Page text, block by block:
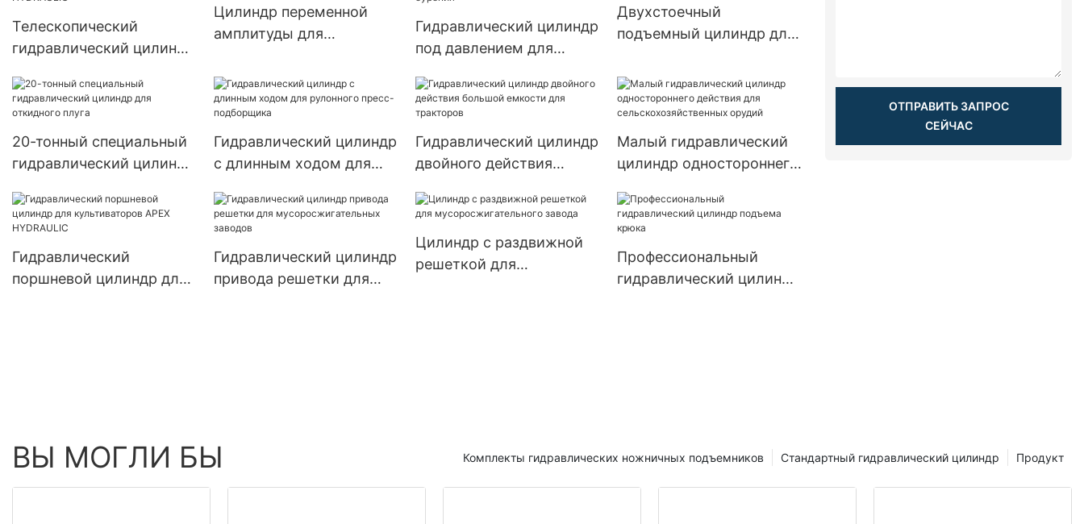
Телескопический
гидравлический цилиндр
HYDRAULIC
Цилиндр переменной
амплитуды для
Гидравлический цилиндр
под давлением для
Двухстоечный
подъемный цилиндр для
HYDRAULIC
20-тонный специальный
гидравлический цилиндр
Гидравлический цилиндр
с длинным ходом для
подборщика
Гидравлический цилиндр
двойного действия
тракторов
Малый гидравлический
цилиндр одностороннего
сельскохозяйственных
орудий
Гидравлический
поршневой цилиндр для
Гидравлический цилиндр
привода решетки для
Цилиндр с раздвижной
решеткой для
Профессиональный
гидравлический цилиндр
ОТПРАВИТЬ ЗАПРОС
СЕЙЧАС
ВЫ МОГЛИ БЫ Продукт
Стандартный гидравлический цилиндр
Комплекты гидравлических ножничных подъемников